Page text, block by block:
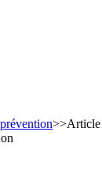
>>Article